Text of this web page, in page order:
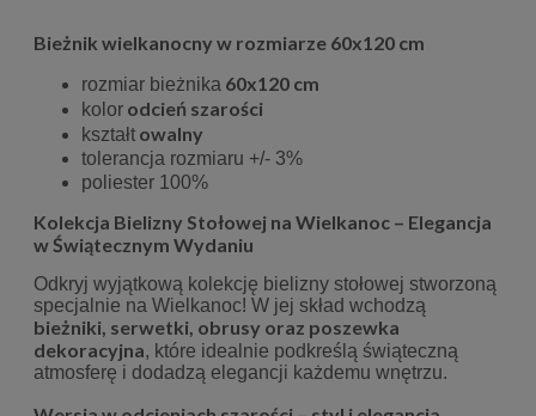
Bieżnik wielkanocny w rozmiarze 60x120 cm
rozmiar bieżnika 60x120 cm
kolor odcień szarości
kształt owalny
tolerancja rozmiaru +/- 3%
poliester 100%
Kolekcja Bielizny Stołowej na Wielkanoc – Elegancja
w Świątecznym Wydaniu
Odkryj wyjątkową kolekcję bielizny stołowej stworzoną
specjalnie na Wielkanoc! W jej skład wchodzą
bieżniki, serwetki, obrusy oraz poszewka
dekoracyjna, które idealnie podkreślą świąteczną
atmosferę i dodadzą elegancji każdemu wnętrzu.